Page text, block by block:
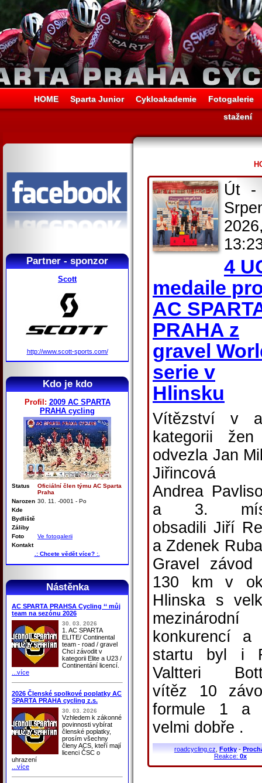
HOME Sparta Junior Cykloakademie
Fotogalerie
stažení
Partner - sponzor
Scott
http://www.scott-sports.com/
Kdo je kdo
Profil: 2009 AC SPARTA
PRAHA cycling
Status
Oficiální člen týmu AC Sparta
Praha
Narozen 30. 11. -0001 - Po
Kde
Bydliště
Záliby
Foto
Ve fotogalerii
Kontakt
.: Chcete vědět více? :.
Nástěnka
AC SPARTA PRAHSA Cycling ‘‘ můj
team na sezónu 2026
30. 03. 2026
1. AC SPARTA
ELITE/ Continental
team - road / gravel
Chci závodit v
kategorii Elite a U23 /
Continentání licencí.
...více
2026 Členské spolkové poplatky AC
SPARTA PRAHA cycling z.s.
30. 03. 2026
Vzhledem k zákonné
povinnosti vybírat
členské poplatky,
prosím všechny
členy ACS, kteří mají
licenci ČSC o
uhrazení
...více
Út -
4
medaile
AC
PRAHA z
gravel
serie v
Hlinsku
Vítězství v
kategorii
odvezla Jan
Jiřincová
Andrea
a 3.
obsadili Jiří
a Zdenek
Gravel závod
130 km v
Hlinska s
mezinárodní
konkurencí a
startu byl i
Valtteri
vítěz 10
formule 1 a
velmi dobře .
roadcycling.cz Fotky-
Reakce: 0x